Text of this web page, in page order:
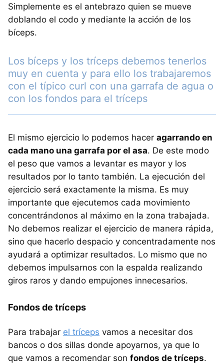
Simplemente es el antebrazo quien se mueve
doblando el codo y mediante la acción de los
bíceps.
Los bíceps y los tríceps debemos tenerlos
muy en cuenta y para ello los trabajaremos
con el típico curl con una garrafa de agua o
con los fondos para el tríceps
El mismo ejercicio lo podemos hacer agarrando en
cada mano una garrafa por el asa. De este modo
el peso que vamos a levantar es mayor y los
resultados por lo tanto también. La ejecución del
ejercicio será exactamente la misma. Es muy
importante que ejecutemos cada movimiento
concentrándonos al máximo en la zona trabajada.
No debemos realizar el ejercicio de manera rápida,
sino que hacerlo despacio y concentradamente nos
ayudará a optimizar resultados. Lo mismo que no
debemos impulsarnos con la espalda realizando
giros raros y dando empujones innecesarios.
Fondos de tríceps
Para trabajar el tríceps vamos a necesitar dos
bancos o dos sillas donde apoyarnos, ya que lo
que vamos a recomendar son fondos de tríceps.